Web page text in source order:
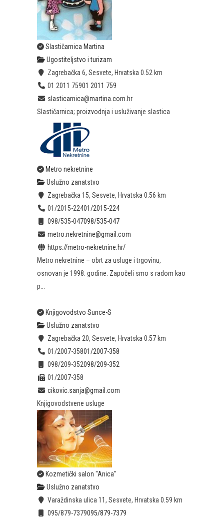
Slastičarnica Martina
Ugostiteljstvo i turizam
Zagrebačka 6, Sesvete, Hrvatska 0.52 km
01 2011 75901 2011 759
slasticarnica@martina.com.hr
Slastičarnica; proizvodnja i usluživanje slastica
Metro nekretnine
Uslužno zanatstvo
Zagrebačka 15, Sesvete, Hrvatska 0.56 km
01/2015-22401/2015-224
098/535-047098/535-047
metro.nekretnine@gmail.com
https://metro-nekretnine.hr/
Metro nekretnine – obrt za usluge i trgovinu,
osnovan je 1998. godine. Započeli smo s radom kao
p...
Knjigovodstvo Sunce-S
Uslužno zanatstvo
Zagrebačka 20, Sesvete, Hrvatska 0.57 km
01/2007-35801/2007-358
098/209-352098/209-352
01/2007-358
cikovic.sanja@gmail.com
Knjigovodstvene usluge
Kozmetički salon "Anica"
Uslužno zanatstvo
Varaždinska ulica 11, Sesvete, Hrvatska 0.59 km
095/879-7379095/879-7379